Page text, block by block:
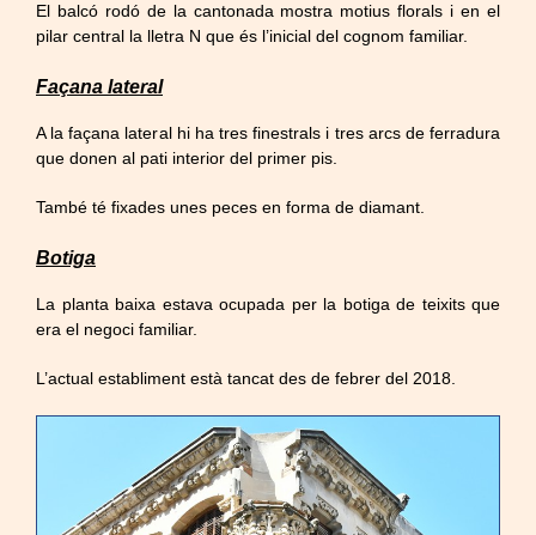
El balcó rodó de la cantonada mostra motius florals i en el
pilar central la lletra N que és l’inicial del cognom familiar.
Façana lateral
A la façana lateral hi ha tres finestrals i tres arcs de ferradura
que donen al pati interior del primer pis.
També té fixades unes peces en forma de diamant.
Botiga
La planta baixa estava ocupada per la botiga de teixits que
era el negoci familiar.
L’actual establiment està tancat des de febrer del 2018.